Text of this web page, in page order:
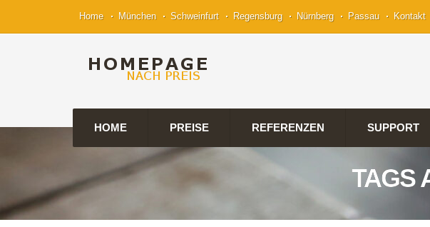
Home München Schweinfurt Regensburg Nürnberg Passau Kontakt
HOME PREISE REFERENZEN SUPPORT
TAGS